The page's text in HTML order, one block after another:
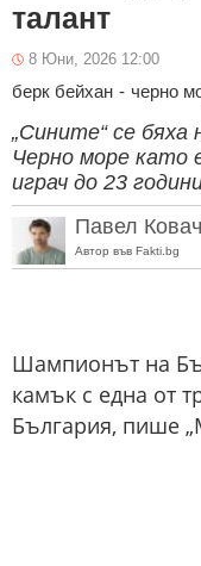
талант
8 Юни, 2026 12:00
берк бейхан - черно
„Сините“ се бяха
Черно море като
играч до 23
Павел
Автор във Fakti.bg
Шампионът на
камък с една от
България, пише